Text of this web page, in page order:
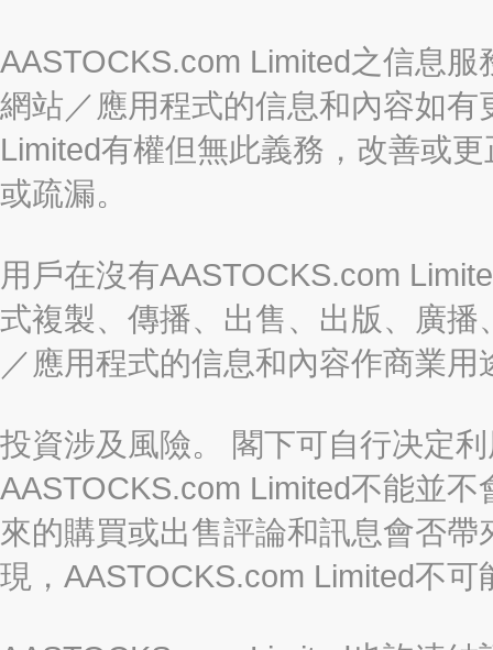
AASTOCKS.com Limited之信息
網站／應用程式的信息和內容如
Limited有權但無此義務，改善或
或疏漏。
用戶在沒有AASTOCKS.com
式複製、傳播、出售、出版、廣
／應用程式的信息和內容作商業用
投資涉及風險。 閣下可自行决定
AASTOCKS.com Limited不能並
來的購買或出售評論和訊息會否
現，AASTOCKS.com Limited不